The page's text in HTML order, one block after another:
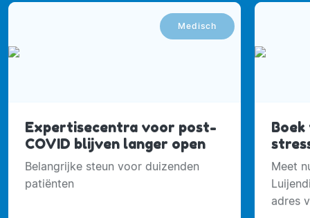
Medisch
Expertisecentra voor post-
COVID blijven langer open
Belangrijke steun voor duizenden
patiënten
Meet
adres